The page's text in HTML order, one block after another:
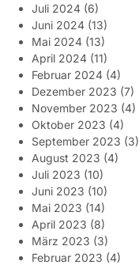
Juli 2024 (6)
Juni 2024 (13)
Mai 2024 (13)
April 2024 (11)
Februar 2024 (4)
Dezember 2023 (7)
November 2023 (4)
Oktober 2023 (4)
September 2023 (3)
August 2023 (4)
Juli 2023 (10)
Juni 2023 (10)
Mai 2023 (14)
April 2023 (8)
März 2023 (3)
Februar 2023 (4)